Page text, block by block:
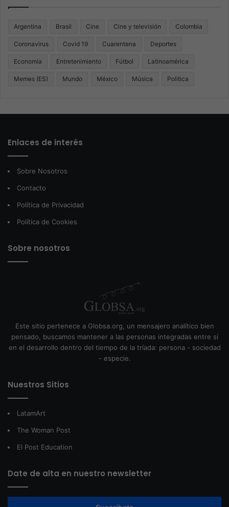
Argentina Brasil Cine Cine y televisión Colombia
Coronavirus Covid 19 Cuarentena Deportes
Economía Entretenimiento Fútbol Latinoamérica
Memes (ES) Mundo México Música Politica
Enlaces de interés
Sobre Nosotros
Contacto
Política de Privacidad
Política de Cookies
Sobre nosotros
Este sitio pertenece a Globsa.org, un mensajero analítico bien
pensado, buscamos mantener a las personas integradas entre sí
en el desarrollo dentro del tiempo de la tríada: persona - sociedad
- especie.
Nuestros Sitios
LatamArt
The Woman Post
El Post Education
Date de alta en nuestro newsletter